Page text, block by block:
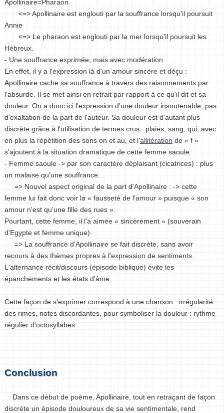
Apollinaire=Pharaon.
<=> Apollinaire est englouti par la souffrance lorsqu'il poursuit
Annie
<=> Le pharaon est englouti par la mer lorsqu'il poursuit les
Hébreux.
- Une souffrance exprimée, mais avec modération.
En effet, il y a l'expression là d'un amour sincère et déçu :
Apollinaire cache sa souffrance à travers des raisonnements par
l'absurde. Il se met ainsi en retrait par rapport à ce qu'il dit et sa
douleur. On a donc ici l'expression d'une douleur insoutenable, pas
d'exaltation de la part de l'auteur. Sa douleur est d'autant plus
discrète grâce à l'utilisation de termes crus : plaies, sang, qui, avec
en plus la répétition des sons on et au, et l'allitération de « f »
s'ajoutent à la situation dramatique de cette femme saoule.
- Femme saoule -> par son caractère déplaisant (cicatrices) : plus
un malaise qu'une souffrance.
=> Nouvel aspect original de la part d'Apollinaire : -> cette
femme lui fait donc voir la « fausseté de l'amour » puisque « son
amour n'est qu'une fille des rues ».
Pourtant, cette femme, il l'a aimée « sincèrement » (souverain
d'Egypte et femme unique).
=> La souffrance d'Apollinaire se fait discrète, sans avoir
recours à des thèmes propres à l'expression de sentiments.
L'alternance récit/discours (épisode biblique) évite les
épanchements et les états d'âme.
Cette façon de s'exprimer correspond à une chanson : irrégularité
des rimes, notes discordantes, pour symboliser la douleur : rythme
régulier d'octosyllabes.
Conclusion
Dans ce début de poème, Apollinaire, tout en retraçant de façon
discrète un épisode douloureux de sa vie sentimentale, rend